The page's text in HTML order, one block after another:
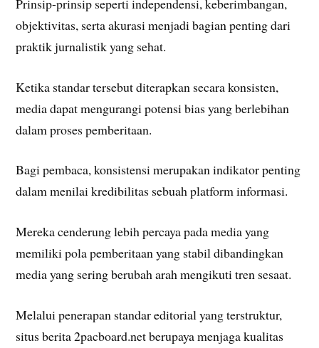
Prinsip-prinsip seperti independensi, keberimbangan,
objektivitas, serta akurasi menjadi bagian penting dari
praktik jurnalistik yang sehat.
Ketika standar tersebut diterapkan secara konsisten,
media dapat mengurangi potensi bias yang berlebihan
dalam proses pemberitaan.
Bagi pembaca, konsistensi merupakan indikator penting
dalam menilai kredibilitas sebuah platform informasi.
Mereka cenderung lebih percaya pada media yang
memiliki pola pemberitaan yang stabil dibandingkan
media yang sering berubah arah mengikuti tren sesaat.
Melalui penerapan standar editorial yang terstruktur,
situs berita 2pacboard.net berupaya menjaga kualitas